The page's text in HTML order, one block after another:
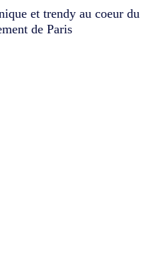
et trendy au coeur du
de Paris